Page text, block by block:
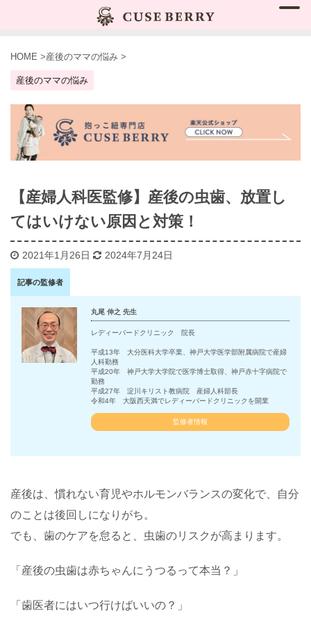
HOME >産後のママの悩み >
産後のママの悩み
【産婦人科医監修】産後の虫歯、放置し
てはいけない原因と対策！
2021年1月26日 2024年7月24日
記事の監修者
丸尾 伸之 先生
レディーバードクリニック 院長
平成13年 大分医科大学卒業、神戸大学医学部附属病院で産婦
人科勤務
平成20年 神戸大学大学院で医学博士取得、神戸赤十字病院で
勤務
平成27年 淀川キリスト教病院 産婦人科部長
令和4年 大阪西天満でレディーバードクリニックを開業
監修者情報
産後は、慣れない育児やホルモンバランスの変化で、自分
のことは後回しになりがち。
でも、歯のケアを怠ると、虫歯のリスクが高まります。
「産後の虫歯は赤ちゃんにうつるって本当？」
「歯医者にはいつ行けばいいの？」